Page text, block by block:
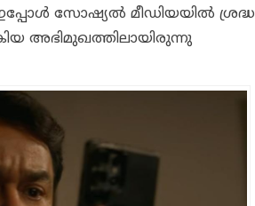
സോഷ്യൽ മീഡിയയിൽ ശ്രദ്ധ
അഭിമുഖത്തിലായിരുന്നു